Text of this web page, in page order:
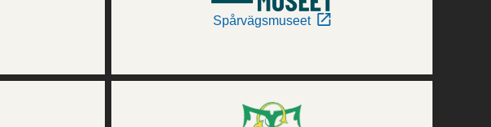
Spårvägsmuseet